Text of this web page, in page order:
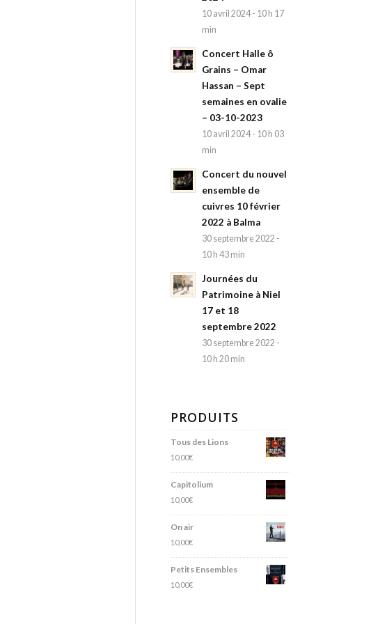
10 avril 2024 - 10 h 17
min
Concert Halle ô
Grains – Omar
Hassan – Sept
semaines en ovalie
– 03-10-2023
10 avril 2024 - 10 h 03
min
Concert du nouvel
ensemble de
cuivres 10 février
2022 à Balma
30 septembre 2022 -
10 h 43 min
Journées du
Patrimoine à Niel
17 et 18
septembre 2022
30 septembre 2022 -
10 h 20 min
PRODUITS
Tous des Lions
10,00€
Capitolium
10,00€
On air
10,00€
Petits Ensembles
10,00€